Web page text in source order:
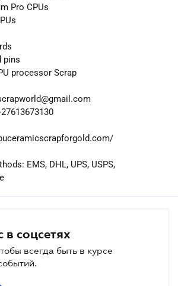
Pro CPUs
pins
processor Scrap
EMS, DHL, UPS, USPS,
в соцсетях
всегда быть в курсе